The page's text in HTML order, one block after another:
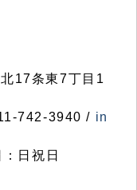
17条東7丁目1
742-3940 / in
日祝日